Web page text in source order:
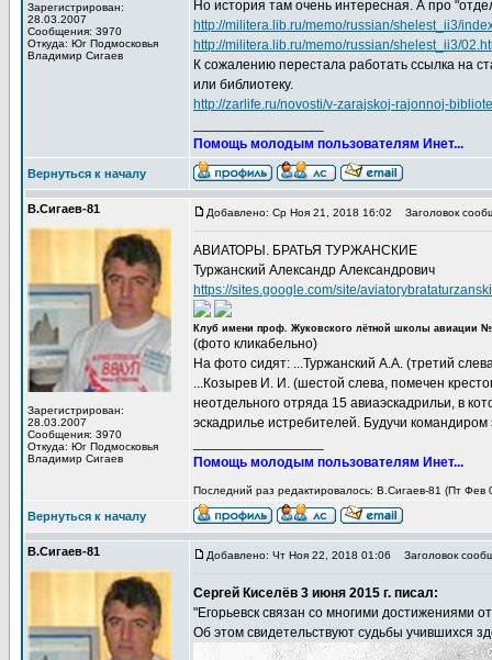
Зарегистрирован:
28.03.2007
Сообщения: 3970
Откуда: Юг Подмосковья
Владимир Сигаев
Но история там очень интересная. А про
http://militera.lib.ru/memo/russian/shelest_ii3/
http://militera.lib.ru/memo/russian/shelest_ii3/
К сожалению перестала работать ссылка на
или библиотеку.
http://zarlife.ru/novosti/v-zarajskoj-rajonnoj-
Помощь молодым пользователям Инет...
Вернуться к началу
В.Сигаев-81
Зарегистрирован:
28.03.2007
Сообщения: 3970
Откуда: Юг Подмосковья
Владимир Сигаев
Добавлено: Ср Ноя 21, 2018 16:02 Заголовок
АВИАТОРЫ. БРАТЬЯ ТУРЖАНСКИЕ
Туржанский Александр Александрович
https://sites.google.com/site/
Клуб имени проф. Жуковского лётной школы авиации
(фото кликабельно)
На фото сидят: ...Туржанский А.А. (третий
...Козырев И. И. (шестой слева, помечен
неотдельного отряда 15 авиаэскадрильи, в
эскадрилье истребителей. Будучи
Помощь молодым пользователям Инет...
Последний раз редактировалось: В.Сигаев-81 (Пт Фев
Вернуться к началу
В.Сигаев-81 Добавлено: Чт Ноя 22, 2018 01:06 Заголовок
Сергей Киселёв 3 июня 2015 г. писал:
"Егорьевск связан со многими достижениями
Об этом свидетельствуют судьбы учившихся